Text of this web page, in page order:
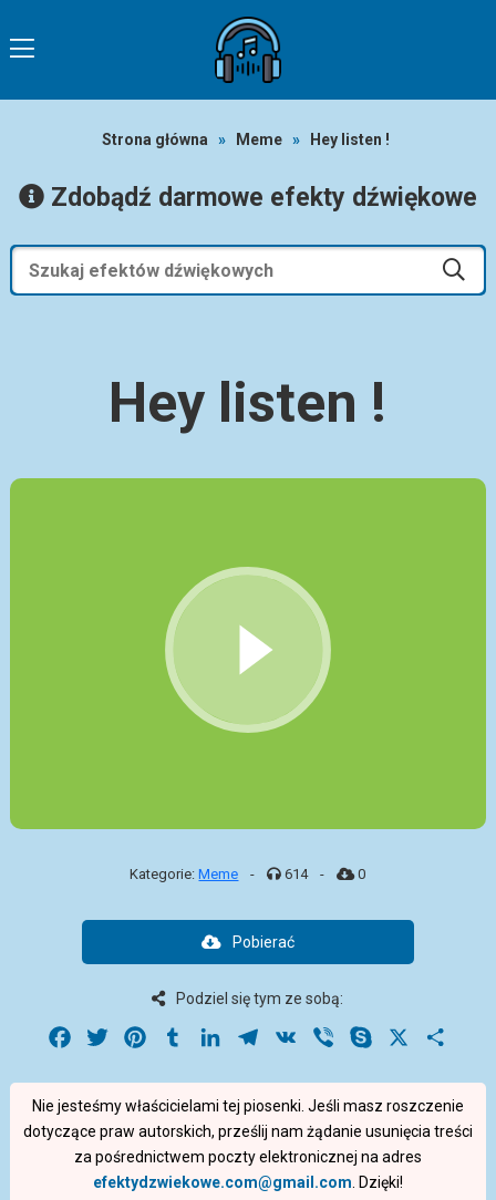
Strona główna » Meme » Hey listen !
Zdobądź darmowe efekty dźwiękowe
Hey listen !
Kategorie:Meme - 614 - 0
Pobierać
Podziel się tym ze sobą:
Facebook
Twitter PinterestTumblrLinkedInTelegram
VK Viber Skype
Nie jesteśmy właścicielami tej piosenki. Jeśli masz roszczenie
dotyczące praw autorskich, prześlij nam żądanie usunięcia treści
za pośrednictwem poczty elektronicznej na adres
efektydzwiekowe.com@gmail.com . Dzięki!